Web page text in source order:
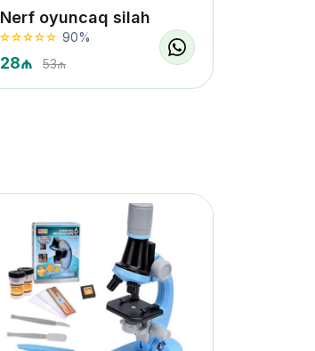
Nerf oyuncaq silah
90%
28₼ 53₼